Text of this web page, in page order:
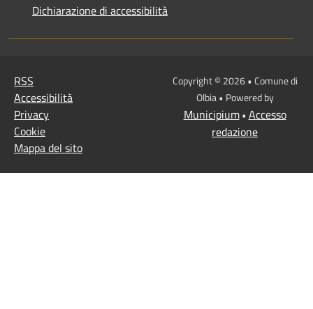
Dichiarazione di accessibilità
RSS
Accessibilità
Privacy
Cookie
Mappa del sito
Copyright © 2026 • Comune di
Olbia • Powered by
Municipium• Accesso
redazione